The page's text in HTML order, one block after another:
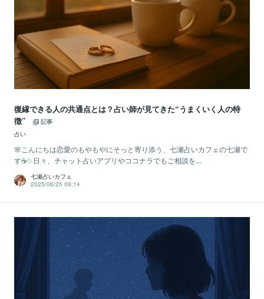
復縁できる人の共通点とは？占い師が見てきた“うまくいく人の特
徴”
記事
占い
🌸こんにちは恋愛のもやもやにそっと寄り添う、七瀬占いカフェの七瀬で
す☕✨日々、チャット占いアプリやココナラでもご相談を...
七瀬占いカフェ
2025/06/25 09:14